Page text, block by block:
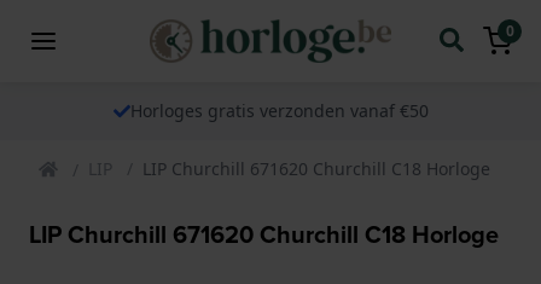
0
Horloges gratis verzonden vanaf €50
LIP LIP Churchill 671620 Churchill C18 Horloge
LIP Churchill 671620 Churchill C18 Horloge